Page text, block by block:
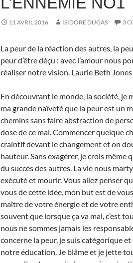
11 AVRIL 2016 ISIDORE DUGAS 3
La peur de la réaction des autres, la
peur d’être déçu : avec l’amour nous
réaliser notre vision. Laurie Beth Jones
En découvrant le monde, la société, je
ma grande naïveté que la peur est un
chemins sans faire abstraction de
dose de ce mal. Commencer quelque
craintif devant le changement et on
hauteur. Sans exagérer, je crois même
du succès des autres. La vie nous
exécuté et mourir. Vous allez penser
vous de cette idée, mon but est de
maître de votre énergie et de votre
souvent que lorsque ça va mal, c’est
nous ne sommes jamais les
concerne la peur, je suis catégorique
notre éducation. Je blâme et je jette